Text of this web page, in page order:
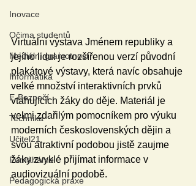
Inovace
Očima studentů
Mediální gramotnost
Informatika
E-Bezpečí
Technika
Učitel21
Pomáháme
Pedagogická praxe
Virtuální výstava Jménem republiky a
jejího lidu! je rozšířenou verzí původní
plakátové výstavy, která navíc obsahuje
velké množství interaktivních prvků
vtahujících žáky do děje. Materiál je
velmi zdařilým pomocníkem pro výuku
moderních československých dějin a
svou atraktivní podobou jistě zaujme
žáky zvyklé přijímat informace v
audiovizuální podobě.